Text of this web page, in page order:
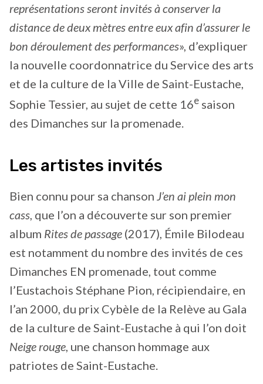
représentations seront invités à conserver la
distance de deux mètres entre eux afin d’assurer le
bon déroulement des performances», d’expliquer
la nouvelle coordonnatrice du Service des arts
et de la culture de la Ville de Saint-Eustache,
Sophie Tessier, au sujet de cette 16e saison
des Dimanches sur la promenade.
Les artistes invités
Bien connu pour sa chanson J’en ai plein mon
cass , que l’on a découverte sur son premier
album Rites de passage (2017), Émile Bilodeau
est notamment du nombre des invités de ces
Dimanches EN promenade, tout comme
l’Eustachois Stéphane Pion, récipiendaire, en
l’an 2000, du prix Cybèle de la Relève au Gala
de la culture de Saint-Eustache à qui l’on doit
Neige rouge , une chanson hommage aux
patriotes de Saint-Eustache.